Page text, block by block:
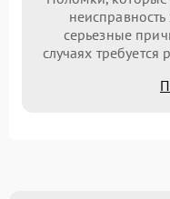
серьезные
случаях